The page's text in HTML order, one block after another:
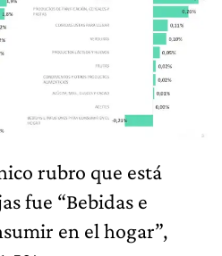
rubro que está
fue “Bebidas e
en el hogar”,